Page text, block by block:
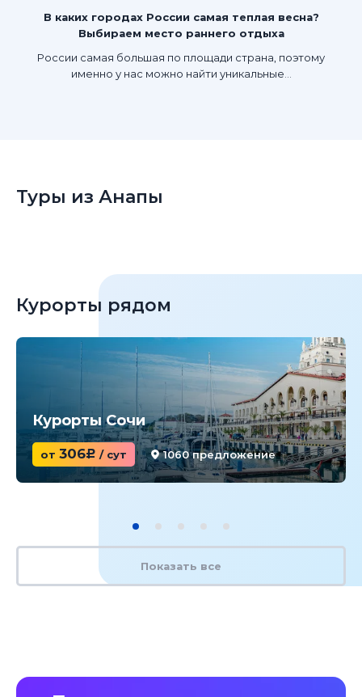
В каких городах России самая теплая весна?
Выбираем место раннего отдыха
России самая большая по площади страна, поэтому
именно у нас можно найти уникальные...
Туры из Анапы
Курорты рядом
Курорты Сочи
от 306c / сут 1060 предложение
Показать все